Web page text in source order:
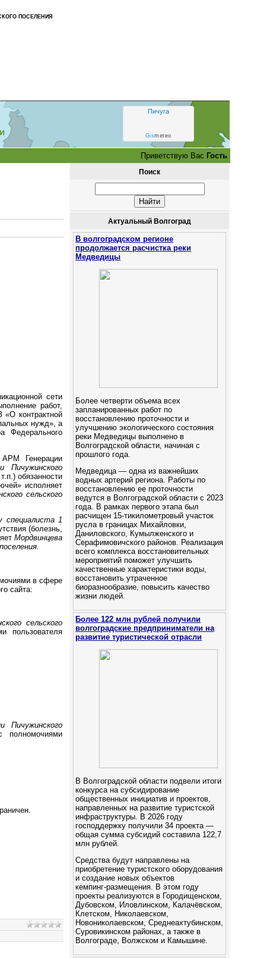
ПОСЕЛЕНИЯ
Пичуга
Gismeteo
Приветствую Вас Гость
сети
работ,
«О контрактной
нужд», а
Федерального
АРМ Генерации
Пичужинского
обязанности
исполняет
сельского
специалиста 1
(болезнь,
Мордвинцева
в сфере
сайта:
сельского
пользователя
Пичужинского
полномочиями
Поиск
Актуальный Волгоград
В волгоградском регионе
продолжается расчистка реки
Медведицы
Более четверти объема всех
запланированных работ по
восстановлению проточности и
улучшению экологического состояния
реки Медведицы выполнено в
Волгоградской области, начиная с
прошлого года.
Медведица — одна из важнейших
водных артерий региона. Работы по
восстановлению ее проточности
ведутся в Волгоградской области с 2023
года. В рамках первого этапа был
расчищен 15-тикилометровый участок
русла в границах Михайловки,
Даниловского, Кумылженского и
Серафимовичского районов. Реализация
всего комплекса восстановительных
мероприятий поможет улучшить
качественные характеристики воды,
восстановить утраченное
биоразнообразие, повысить качество
жизни людей.
Более 122 млн рублей получили
волгоградские предприниматели на
развитие туристической отрасли
В Волгоградской области подвели итоги
конкурса на субсидирование
общественных инициатив и проектов,
направленных на развитие туристской
инфраструктуры. В 2026 году
господдержку получили 34 проекта —
общая сумма субсидий составила 122,7
млн рублей.
Средства будут направлены на
приобретение туристского оборудования
и создание новых объектов
кемпинг‑размещения. В этом году
проекты реализуются в Городищенском,
Дубовском, Иловлинском, Калачёвском,
Клетском, Николаевском,
Новониколаевском, Среднеахтубинском,
Суровикинском районах, а также в
Волгограде, Волжском и Камышине.